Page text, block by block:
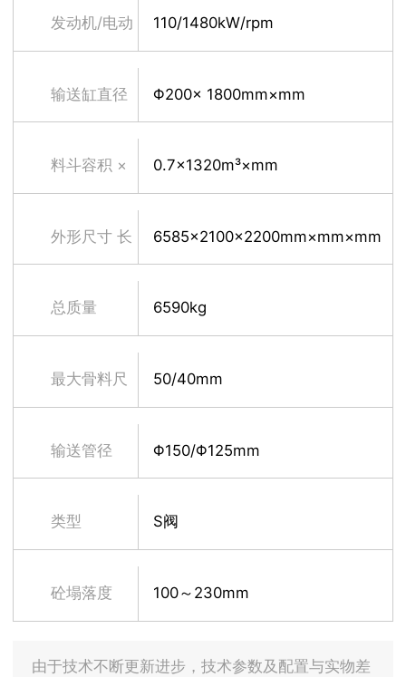
发动机/电动 110/1480kW/rpm
输送缸直径 Φ200× 1800mm×mm
料斗容积 × 0.7×1320m³×mm
外形尺寸 长 6585×2100×2200mm×mm×mm
总质量 6590kg
最大骨料尺 50/40mm
输送管径 Φ150/Φ125mm
类型 S阀
砼塌落度 100～230mm
由于技术不断更新进步，技术参数及配置与实物差